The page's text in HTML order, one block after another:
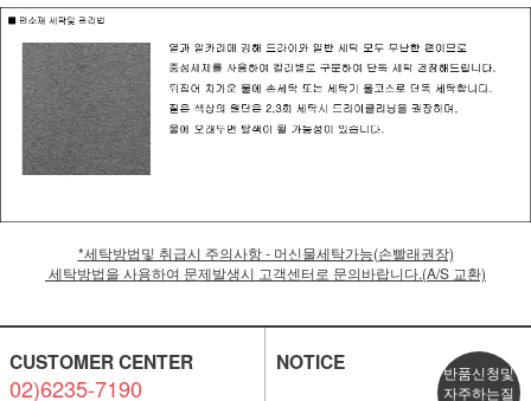
*세탁방법및 취급시 주의사항 - 머신물세탁가능(손빨래권장)
세탁방법을 사용하여 문제발생시 고객센터로 문의바랍니다.(A/S 교환)
CUSTOMER CENTER
02)6235-7190
NOTICE
반품신청및
자주하는질